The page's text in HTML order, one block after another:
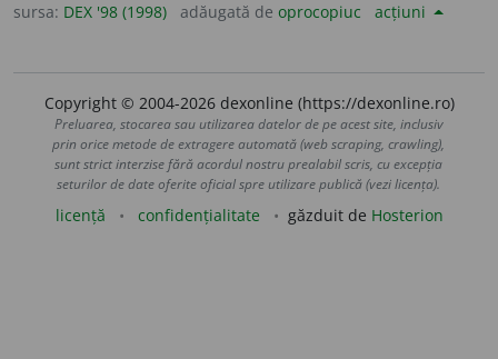
sursa: DEX '98 (1998) adăugată de oprocopiuc acțiuni
Copyright © 2004-2026 dexonline (https://dexonline.ro)
Preluarea, stocarea sau utilizarea datelor de pe acest site, inclusiv
prin orice metode de extragere automată (web scraping, crawling),
sunt strict interzise fără acordul nostru prealabil scris, cu excepția
seturilor de date oferite oficial spre utilizare publică (vezi licența).
licență confidențialitate găzduit de Hosterion